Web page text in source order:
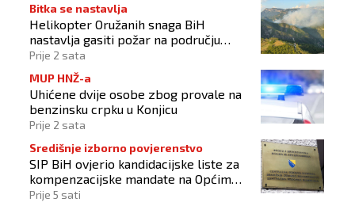
Bitka se nastavlja
Helikopter Oružanih snaga BiH
nastavlja gasiti požar na području
Konjica
Prije 2 sata
MUP HNŽ-a
Uhićene dvije osobe zbog provale na
benzinsku crpku u Konjicu
Prije 2 sata
Središnje izborno povjerenstvo
SIP BiH ovjerio kandidacijske liste za
kompenzacijske mandate na Općim
izborima 2026
Prije 5 sati